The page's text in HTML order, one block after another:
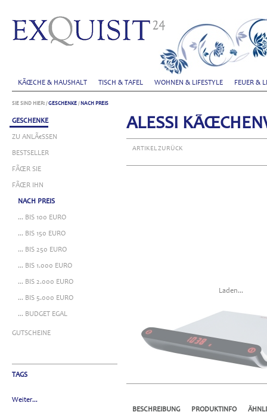
KÃŒCHE & HAUSHALT TISCH & TAFEL WOHNEN & LIFESTYLE FEUER &
SIE SIND HIER: /GESCHENKE / NACH PREIS
GESCHENKE
ZU ANLÃ€SSEN
BESTSELLER
FÃŒR SIE
FÃŒR IHN
NACH PREIS
... BIS 100 EURO
... BIS 150 EURO
... BIS 250 EURO
... BIS 1.000 EURO
... BIS 2.000 EURO
... BIS 5.000 EURO
... BUDGET EGAL
GUTSCHEINE
TAGS
Weiter...
ALESSI
ARTIKEL ZURÜCK
Laden...
BESCHREIBUNG PRODUKTINFO